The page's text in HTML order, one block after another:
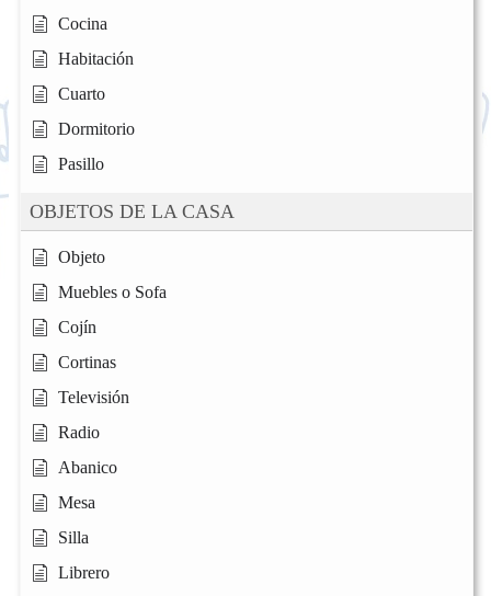
Cocina
Habitación
Cuarto
Dormitorio
Pasillo
OBJETOS DE LA CASA
Objeto
Muebles o Sofa
Cojín
Cortinas
Televisión
Radio
Abanico
Mesa
Silla
Librero